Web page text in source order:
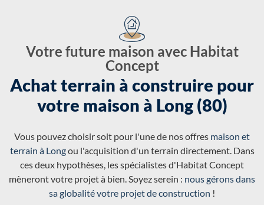
Votre future maison avec Habitat
Concept
Achat terrain à construire pour
votre maison à Long (80)
Vous pouvez choisir soit pour l'une de nos offres maison et
terrain à Longou l'acquisition d'un terrain directement. Dans
ces deux hypothèses, les spécialistes d'Habitat Concept
mèneront votre projet à bien. Soyez serein : nous gérons dans
sa globalité votre projet de construction !